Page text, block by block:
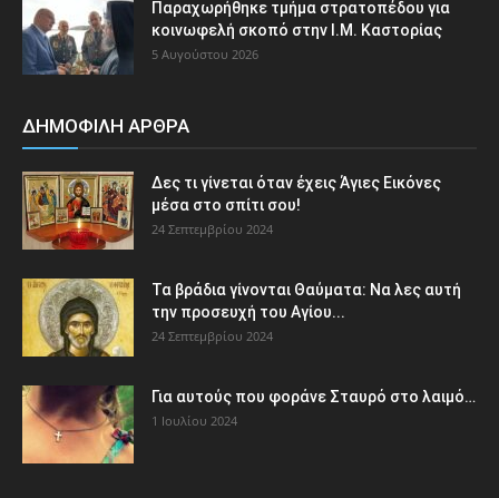
Παραχωρήθηκε τμήμα στρατοπέδου για
κοινωφελή σκοπό στην Ι.Μ. Καστορίας
5 Αυγούστου 2026
ΔΗΜΟΦΙΛΗ ΑΡΘΡΑ
Δες τι γίνεται όταν έχεις Άγιες Εικόνες
μέσα στο σπίτι σου!
24 Σεπτεμβρίου 2024
Τα βράδια γίνονται Θαύματα: Να λες αυτή
την προσευχή του Αγίου...
24 Σεπτεμβρίου 2024
Για αυτούς που φοράνε Σταυρό στο λαιμό…
1 Ιουλίου 2024